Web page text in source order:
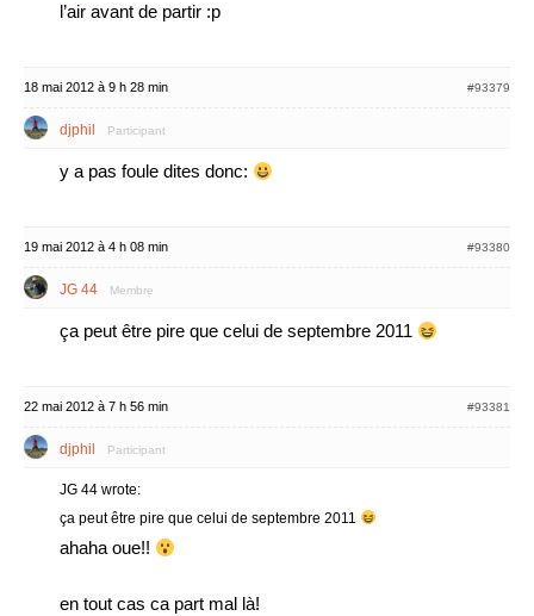
l’air avant de partir :p
18 mai 2012 à 9 h 28 min #93379
djphil Participant
y a pas foule dites donc:
19 mai 2012 à 4 h 08 min #93380
JG 44 Membre
ça peut être pire que celui de septembre 2011
22 mai 2012 à 7 h 56 min #93381
djphil Participant
JG 44 wrote:
ça peut être pire que celui de septembre 2011
ahaha oue!!
en tout cas ca part mal là!